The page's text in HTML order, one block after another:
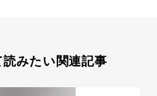
みたい関連記事